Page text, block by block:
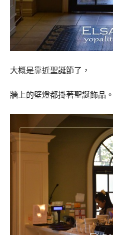
大概是靠近聖誕節了，
牆上的壁燈都掛著聖誕飾品。